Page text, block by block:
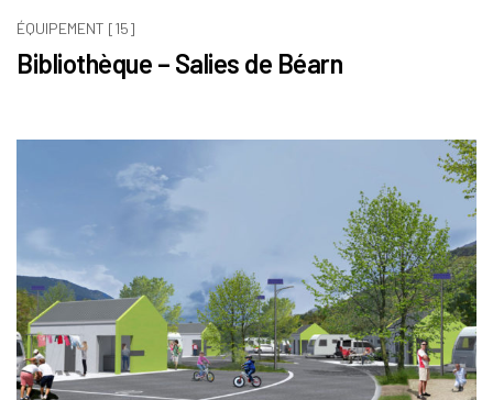
ÉQUIPEMENT [15]
Bibliothèque – Salies de Béarn